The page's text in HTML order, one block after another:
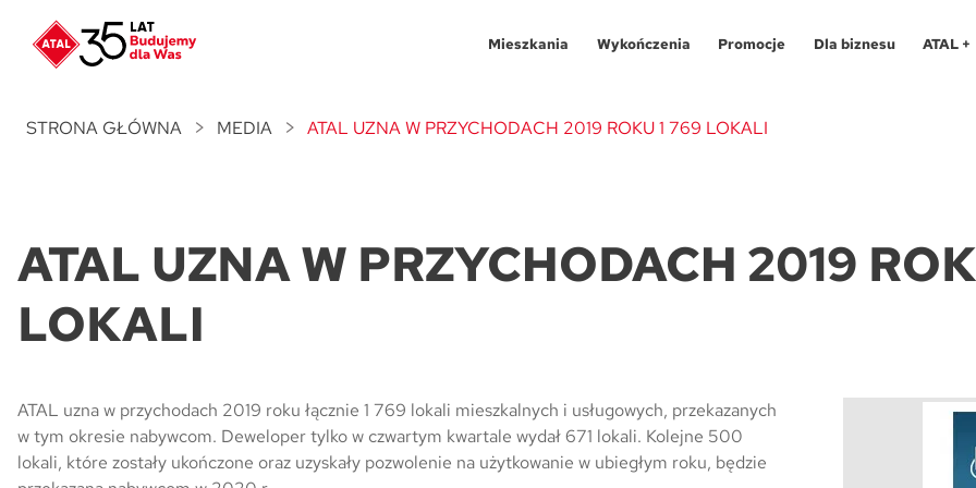
Mieszkania
Aglomeracja Śląska
Katowice
Poznań / Swarzędz
Poznań
Szczecin
Wykończenia
Pakiety
Promocje
Kraków
Szczecin
Trójmiasto / Reda
Dla biznesu
Lokale
ATAL +
STRONA GŁÓWNA MEDIA ATAL UZNA W PRZYCHODACH 2019 ROKU 1 769 LOKALI
ATAL UZNA W PRZYCHODACH 2019
LOKALI
ATAL uzna w przychodach 2019 roku łącznie 1 769 lokali mieszkalnych i usługowych, przekazanych
w tym okresie nabywcom. Deweloper tylko w czwartym kwartale wydał 671 lokali. Kolejne 500
lokali, które zostały ukończone oraz uzyskały pozwolenie na użytkowanie w ubiegłym roku, będzie
w Poznaniu
NOWOŚĆ
Program Poleceń ATAL
NOWOŚĆ
NOWOŚĆ
ATAL Ruczaj w Krakowie